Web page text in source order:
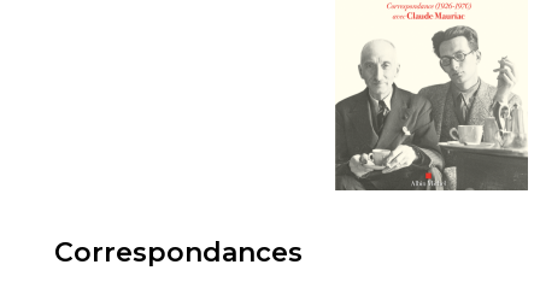
Correspondances